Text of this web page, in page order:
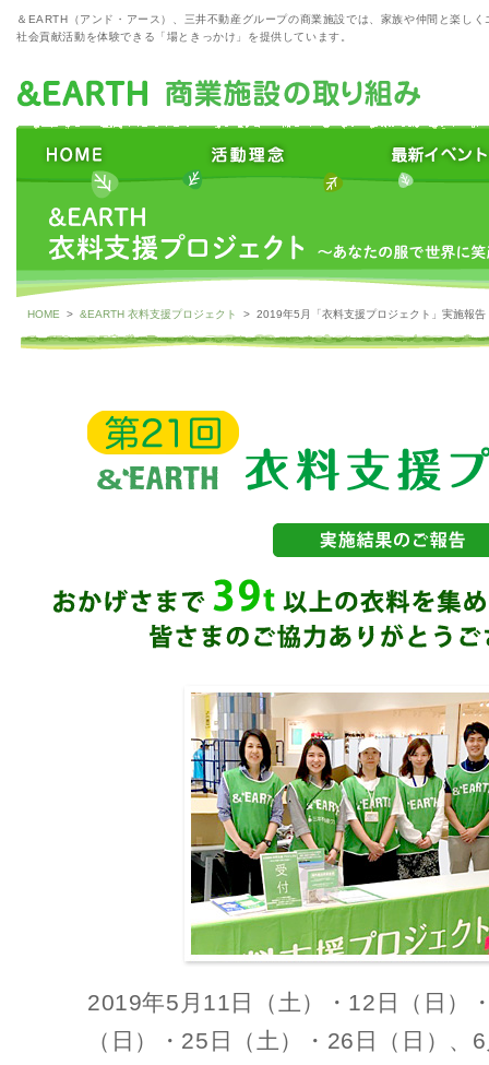
＆EARTH（アンド・アース）、三井不動産グループの商業施設では、家族や仲間と楽しく
社会貢献活動を体験できる「場ときっかけ」を提供しています。
HOME > &EARTH 衣料支援プロジェクト > 2019年5月「衣料支援プロジェクト」実施報告
2019年5月11日（土）・12日（日）
（日）・25日（土）・26日（日）、